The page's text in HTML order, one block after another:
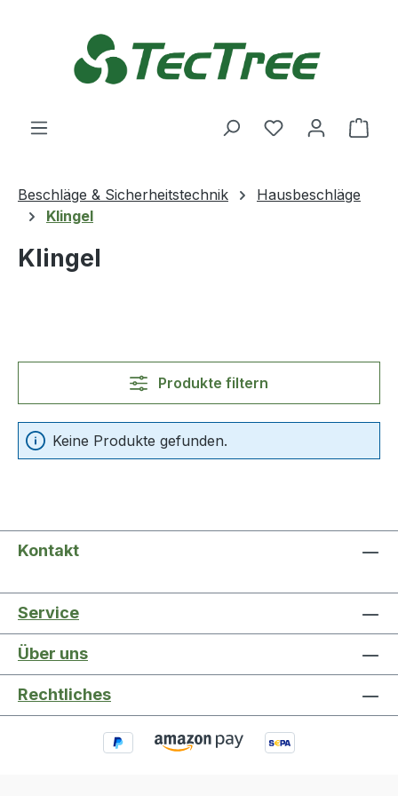
Du hast 0
Beschläge & Sicherheitstechnik
Hausbeschläge
Klingel
Klingel
Produkte filtern
Keine Produkte gefunden.
Kontakt
Service
Über uns
Rechtliches